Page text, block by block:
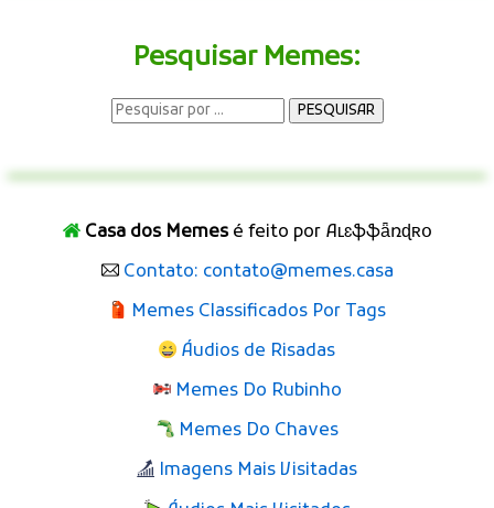
Pesquisar Memes:
Casa dos Memesé feito por Aʟɛֆֆǟռɖʀօ
Contato: contato@memes.casa
Memes Classificados Por Tags
Áudios de Risadas
Memes Do Rubinho
Memes Do Chaves
Imagens Mais Visitadas